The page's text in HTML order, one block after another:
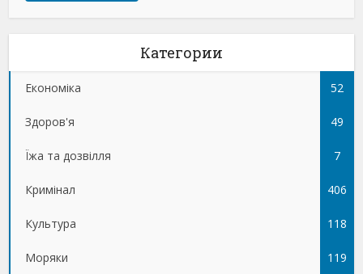
Категории
Економіка 52
Здоров'я 49
Їжа та дозвілля 7
Кримінал 406
Культура 118
Моряки 119